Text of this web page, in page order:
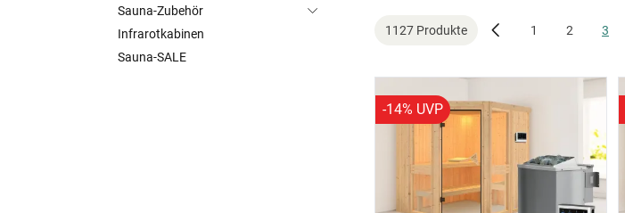
Sauna-Zubehör
Infrarotkabinen
Sauna-SALE
1127 Produkte 1 2 3
-14% UVP